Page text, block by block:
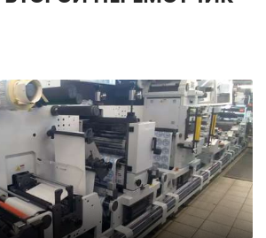
печатная машина ZJR-
компании Weigang. Ее
ввод в эксплуатацию выполнили
“Терем”.